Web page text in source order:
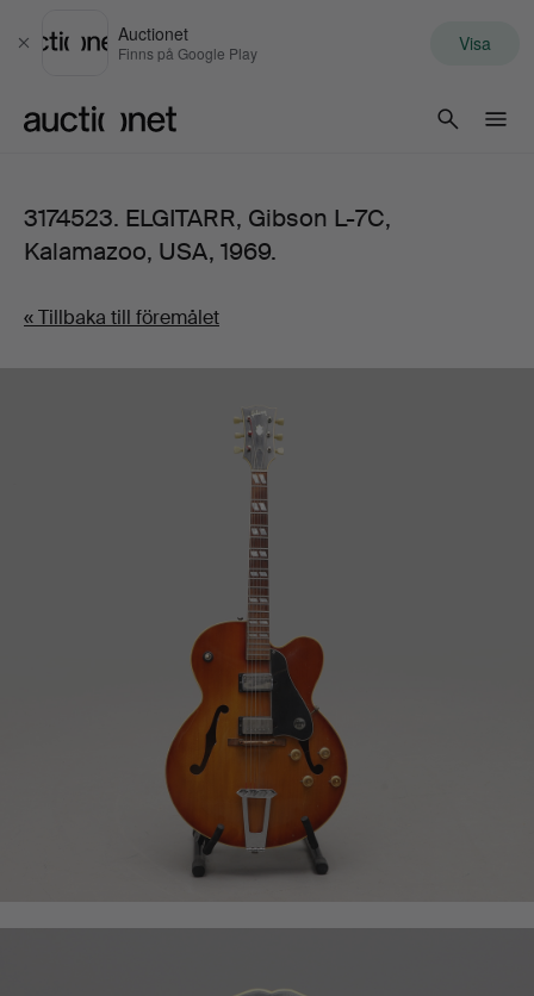
Stäng
Auctionet
Finns på Google Play Visa
3174523. ELGITARR, Gibson L-7C,
Kalamazoo, USA, 1969.
« Tillbaka till föremålet